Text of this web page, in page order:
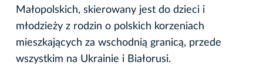
Małopolskich, skierowany jest do dzieci i
młodzieży z rodzin o polskich korzeniach
mieszkających za wschodnią granicą, przede
wszystkim na Ukrainie i Białorusi.